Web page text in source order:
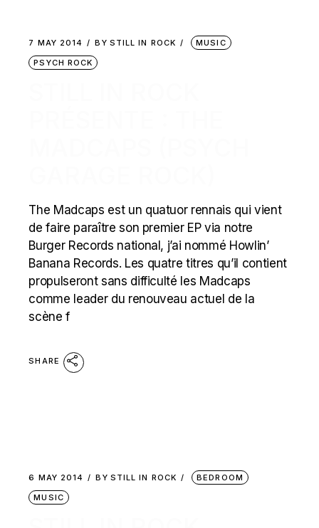
7 MAY 2014 BY STILL IN ROCK
MUSIC
PSYCH ROCK
The Madcaps est un quatuor rennais qui vient
de faire paraître son premier EP via notre
Burger Records national, j’ai nommé Howlin’
Banana Records. Les quatre titres qu’il contient
propulseront sans difficulté les Madcaps
comme leader du renouveau actuel de la
scène f
SHARE
6 MAY 2014 BY STILL IN ROCK
BEDROOM
MUSIC